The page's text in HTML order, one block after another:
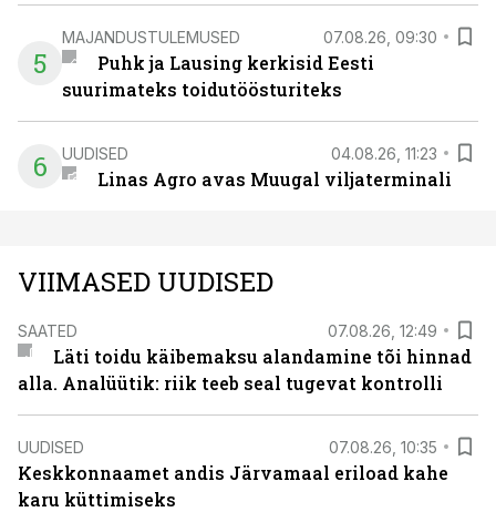
5
MAJANDUSTULEMUSED 07.08.26, 09:30
Puhk ja Lausing kerkisid Eesti
suurimateks toidutöösturiteks
6 UUDISED 04.08.26, 11:23
Linas Agro avas Muugal viljaterminali
VIIMASED UUDISED
SAATED 07.08.26, 12:49
Läti toidu käibemaksu alandamine tõi hinnad
alla. Analüütik: riik teeb seal tugevat kontrolli
UUDISED 07.08.26, 10:35
Keskkonnaamet andis Järvamaal eriload kahe
karu küttimiseks